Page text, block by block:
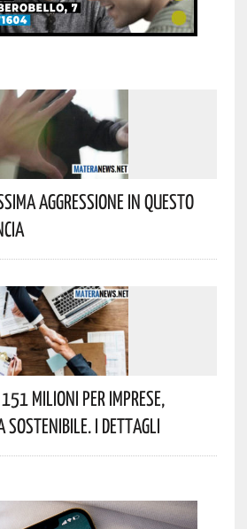
Aggressione In Questo
Milioni Per Imprese,
Sostenibile. I Dettagli